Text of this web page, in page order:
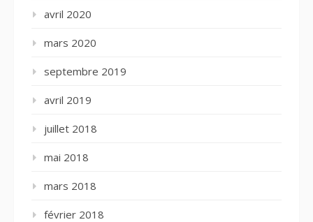
avril 2020
mars 2020
septembre 2019
avril 2019
juillet 2018
mai 2018
mars 2018
février 2018